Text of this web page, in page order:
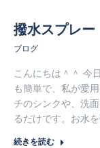
撥水スプレー
ブログ
こんにちは＾＾ 今
も簡単で、私が愛
チのシンクや、洗
るだけです。お水
続きを読む